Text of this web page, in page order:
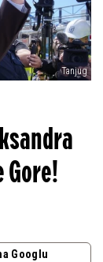
Tanjug
Gore!
Googlu